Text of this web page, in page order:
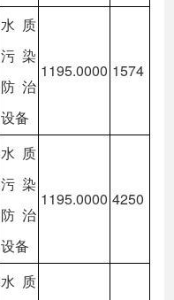
水质
污染
防治
设备
1195.0000 1574
水质
污染
防治
设备
1195.0000 4250
水质